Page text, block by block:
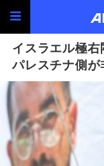
イスラエル極
パレスチナ側が